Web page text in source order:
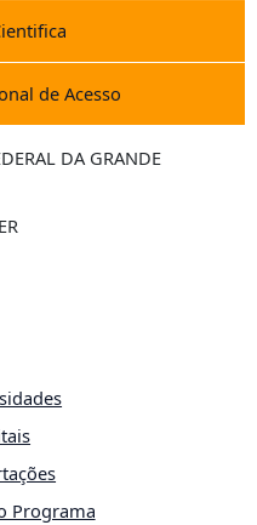
de Acesso
DA GRANDE
Programa